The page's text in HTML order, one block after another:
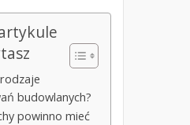
budowlanych?
powinno mieć